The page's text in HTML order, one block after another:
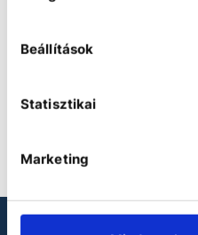
Beállítások
Statisztikai
Marketing